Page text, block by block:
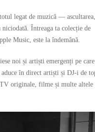
legat de muzică — ascultarea,
Întreaga ta colecție de
Music, este la îndemână.
noi și artiști emergenți pe care
în direct artiști și DJ-i de
originale, filme și multe altele